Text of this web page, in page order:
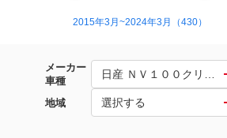
2015年3月~2024年3月（430）
メーカー
車種
日産 ＮＶ１００クリッ
地域 選択する